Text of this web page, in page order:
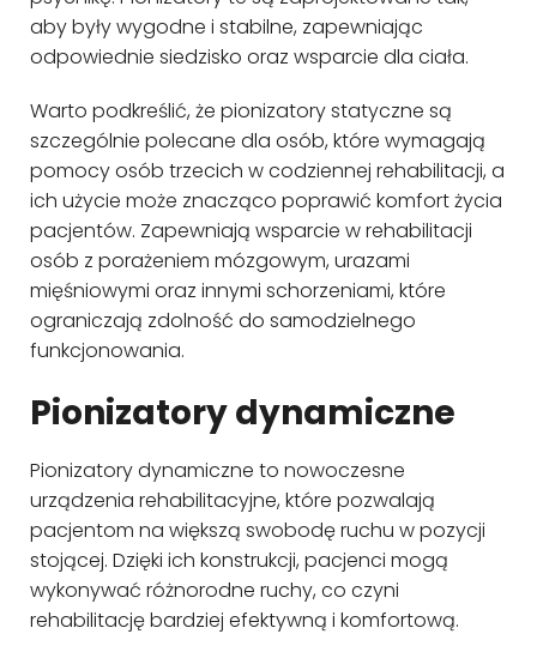
aby były wygodne i stabilne, zapewniając
odpowiednie siedzisko oraz wsparcie dla ciała.
Warto podkreślić, że pionizatory statyczne są
szczególnie polecane dla osób, które wymagają
pomocy osób trzecich w codziennej rehabilitacji, a
ich użycie może znacząco poprawić komfort życia
pacjentów. Zapewniają wsparcie w rehabilitacji
osób z porażeniem mózgowym, urazami
mięśniowymi oraz innymi schorzeniami, które
ograniczają zdolność do samodzielnego
funkcjonowania.
Pionizatory dynamiczne
Pionizatory dynamiczne to nowoczesne
urządzenia rehabilitacyjne, które pozwalają
pacjentom na większą swobodę ruchu w pozycji
stojącej. Dzięki ich konstrukcji, pacjenci mogą
wykonywać różnorodne ruchy, co czyni
rehabilitację bardziej efektywną i komfortową.